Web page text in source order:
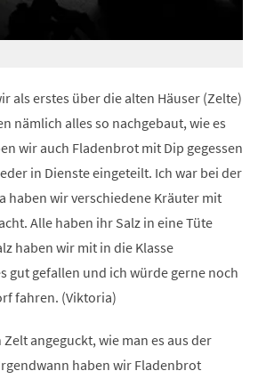
als erstes über die alten Häuser (Zelte)
nämlich alles so nachgebaut, wie es
wir auch Fladenbrot mit Dip gegessen
in Dienste eingeteilt. Ich war bei der
haben wir verschiedene Kräuter mit
Alle haben ihr Salz in eine Tüte
haben wir mit in die Klasse
gut gefallen und ich würde gerne noch
fahren. (Viktoria)
angeguckt, wie man es aus der
haben wir Fladenbrot